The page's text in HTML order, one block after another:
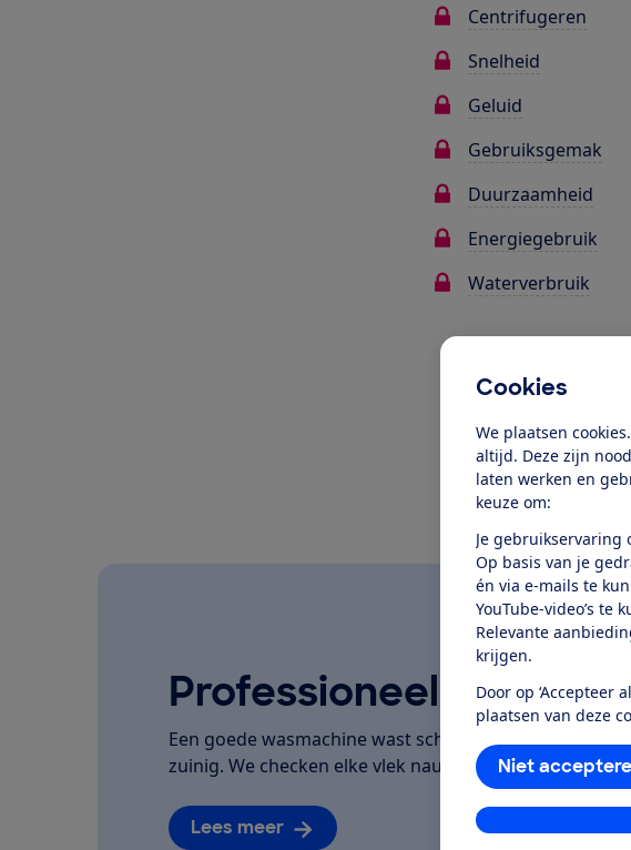
Cookies
We plaatsen
altijd. Deze zijn
laten werken en
keuze om:
Je gebruikservaring
Op basis van je
én via e-mails te
YouTube-video’s te
Relevante
krijgen.
Door op ‘Accepteer
plaatsen van deze
Niet
Instellingen
Centrifugeren
Snelheid
Geluid
Gebruiksgemak
Duurzaamheid
Energiegebruik
Waterverbruik
Al lid?
Professioneel getest
Een goede wasmachine wast schoon, spoelt goed uit
zuinig. We checken elke vlek nauwkeurig...
Lees meer